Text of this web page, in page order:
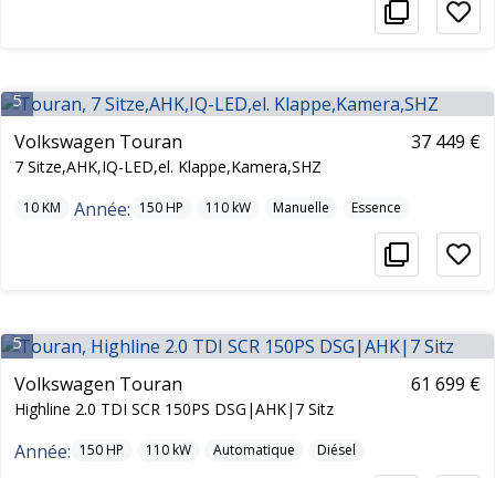
5
Volkswagen Touran
7 Sitze,AHK,IQ-LED,el. Klappe,Kamera,SHZ
37 449 €
10KM Année: 150HP 110kW Manuelle Essence
5
Volkswagen Touran
Highline 2.0 TDI SCR 150PS DSG|AHK|7 Sitz
61 699 €
Année: 150HP 110kW Automatique Diésel